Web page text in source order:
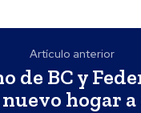
Artículo anterior
de BC y
hogar